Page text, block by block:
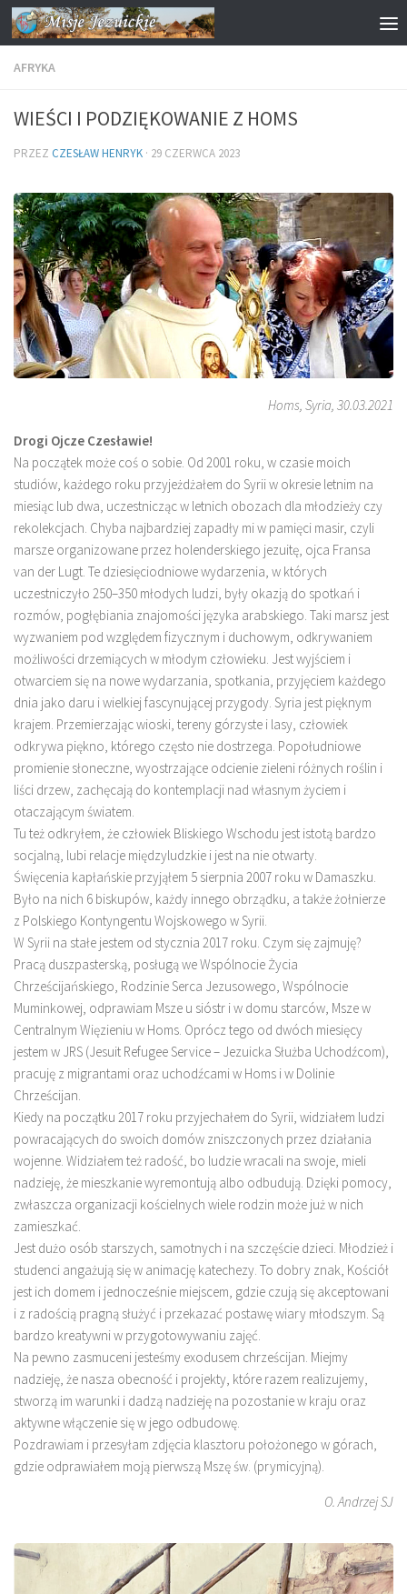
Przejdź do treści
AFRYKA
WIEŚCI I PODZIĘKOWANIE Z HOMS
PRZEZ CZESŁAW HENRYK · 29 CZERWCA 2023
Homs, Syria, 30.03.2021
Drogi Ojcze Czesławie!
Na początek może coś o sobie. Od 2001 roku, w czasie moich
studiów, każdego roku przyjeżdżałem do Syrii w okresie letnim na
miesiąc lub dwa, uczestnicząc w letnich obozach dla młodzieży czy
rekolekcjach. Chyba najbardziej zapadły mi w pamięci masir, czyli
marsze organizowane przez holenderskiego jezuitę, ojca Fransa
van der Lugt. Te dziesięciodniowe wydarzenia, w których
uczestniczyło 250–350 młodych ludzi, były okazją do spotkań i
rozmów, pogłębiania znajomości języka arabskiego. Taki marsz jest
wyzwaniem pod względem fizycznym i duchowym, odkrywaniem
możliwości drzemiących w młodym człowieku. Jest wyjściem i
otwarciem się na nowe wydarzania, spotkania, przyjęciem każdego
dnia jako daru i wielkiej fascynującej przygody. Syria jest pięknym
krajem. Przemierzając wioski, tereny górzyste i lasy, człowiek
odkrywa piękno, którego często nie dostrzega. Popołudniowe
promienie słoneczne, wyostrzające odcienie zieleni różnych roślin i
liści drzew, zachęcają do kontemplacji nad własnym życiem i
otaczającym światem.
Tu też odkryłem, że człowiek Bliskiego Wschodu jest istotą bardzo
socjalną, lubi relacje międzyludzkie i jest na nie otwarty.
Święcenia kapłańskie przyjąłem 5 sierpnia 2007 roku w Damaszku.
Było na nich 6 biskupów, każdy innego obrządku, a także żołnierze
z Polskiego Kontyngentu Wojskowego w Syrii.
W Syrii na stałe jestem od stycznia 2017 roku. Czym się zajmuję?
Pracą duszpasterską, posługą we Wspólnocie Życia
Chrześcijańskiego, Rodzinie Serca Jezusowego, Wspólnocie
Muminkowej, odprawiam Msze u sióstr i w domu starców, Msze w
Centralnym Więzieniu w Homs. Oprócz tego od dwóch miesięcy
jestem w JRS (Jesuit Refugee Service – Jezuicka Służba Uchodźcom),
pracuję z migrantami oraz uchodźcami w Homs i w Dolinie
Chrześcijan.
Kiedy na początku 2017 roku przyjechałem do Syrii, widziałem ludzi
powracających do swoich domów zniszczonych przez działania
wojenne. Widziałem też radość, bo ludzie wracali na swoje, mieli
nadzieję, że mieszkanie wyremontują albo odbudują. Dzięki pomocy,
zwłaszcza organizacji kościelnych wiele rodzin może już w nich
zamieszkać.
Jest dużo osób starszych, samotnych i na szczęście dzieci. Młodzież i
studenci angażują się w animację katechezy. To dobry znak, Kościół
jest ich domem i jednocześnie miejscem, gdzie czują się akceptowani
i z radością pragną służyć i przekazać postawę wiary młodszym. Są
bardzo kreatywni w przygotowywaniu zajęć.
Na pewno zasmuceni jesteśmy exodusem chrześcijan. Miejmy
nadzieję, że nasza obecność i projekty, które razem realizujemy,
stworzą im warunki i dadzą nadzieję na pozostanie w kraju oraz
aktywne włączenie się w jego odbudowę.
Pozdrawiam i przesyłam zdjęcia klasztoru położonego w górach,
gdzie odprawiałem moją pierwszą Mszę św. (prymicyjną).
O. Andrzej SJ